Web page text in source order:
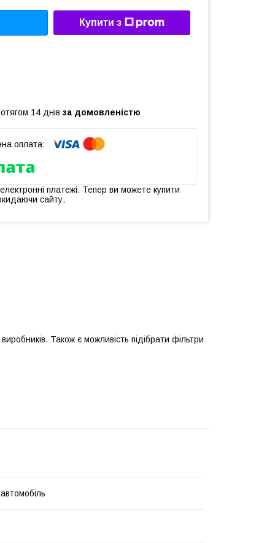
Купити з
14 днів за домовленістю
платежі. Тепер ви можете купити
сайту.
Також є можливість підібрати фільтри